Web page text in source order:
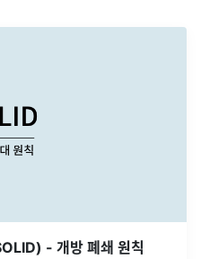
- 개방 폐쇄 원칙